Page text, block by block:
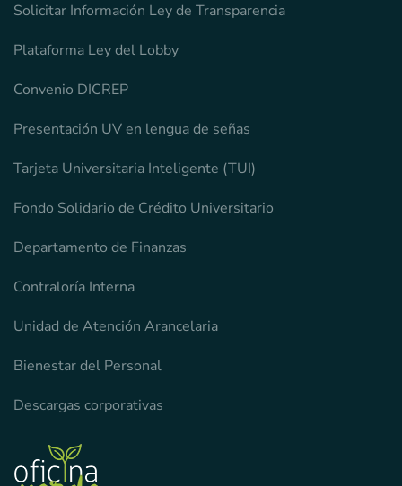
Solicitar Información Ley de Transparencia
Plataforma Ley del Lobby
Convenio DICREP
Presentación UV en lengua de señas
Tarjeta Universitaria Inteligente (TUI)
Fondo Solidario de Crédito Universitario
Departamento de Finanzas
Contraloría Interna
Unidad de Atención Arancelaria
Bienestar del Personal
Descargas corporativas